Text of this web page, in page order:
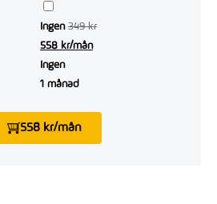
Ingen 349 kr
558 kr/mån
Ingen
1 månad
558 kr/mån